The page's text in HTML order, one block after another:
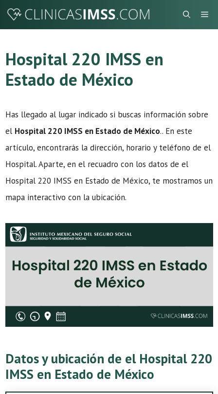
Saltar
Hospital 220 IMSS en
Estado de México
Has llegado al lugar indicado si buscas información sobre
el Hospital 220 IMSS en Estado de México.. En este
artículo, encontrarás la dirección, horario y teléfono de el
Hospital. Aparte, en el recuadro con los datos de el
Hospital 220 IMSS en Estado de México, te mostramos un
mapa interactivo con la ubicación.
Datos y ubicación de el Hospital 220
IMSS en Estado de México